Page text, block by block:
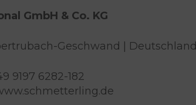
GmbH & Co. KG
Geschwand | Deutschland
9197 6282-182